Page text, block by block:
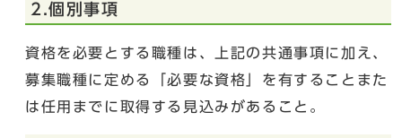
2.個別事項
資格を必要とする職種は、上記の共通事項に加え、
募集職種に定める「必要な資格」を有することまた
は任用までに取得する見込みがあること。